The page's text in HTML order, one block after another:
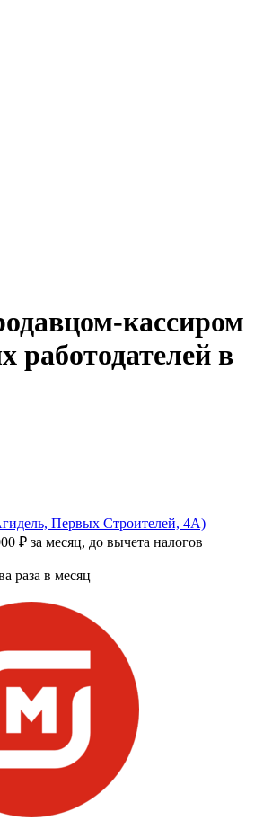
кассиром
работодателей в
Первых Строителей, 4А)
₽ за месяц, до вычета налогов
раза в месяц